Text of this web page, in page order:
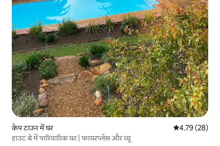
केप टाउन में घर औसत रेटिंग 5 में
4.79 (28)
हाउट बे में पारिवारिक घर | फायरप्लेस और व्यू